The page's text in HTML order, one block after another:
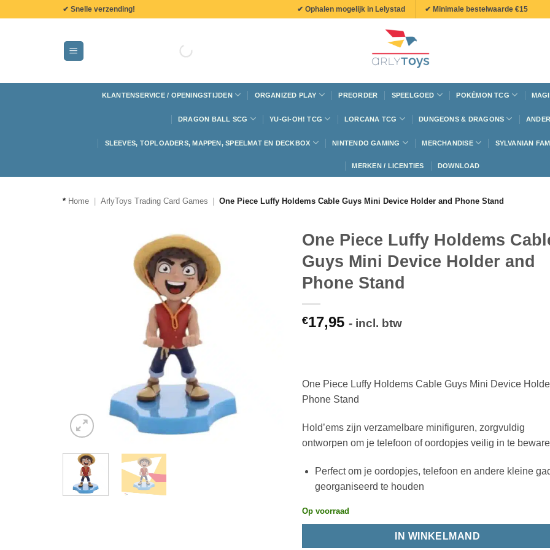
✔ Snelle verzending! ✔ Ophalen mogelijk in Lelystad ✔ Minimale bestelwaarde €15
KLANTENSERVICE / OPENINGSTIJDEN ORGANIZED PLAY PREORDER SPEELGOED POKÉMON TCG
DRAGON BALL SCG YU-GI-OH! TCG LORCANA TCG DUNGEONS & DRAGONS
SLEEVES, TOPLOADERS, MAPPEN, SPEELMAT EN DECKBOX NINTENDO GAMING MERCHANDISE SYLVANIAN
MERKEN / LICENTIES DOWNLOAD
* Home ArlyToys Trading Card Games One Piece Luffy Holdems Cable Guys Mini Device Holder and Phone Stand
One Piece Luffy Holdems
Guys Mini Device Holder and
Phone Stand
€17,95 - incl. btw
One Piece Luffy Holdems Cable Guys Mini Device
Phone Stand
Hold’ems zijn verzamelbare minifiguren, zorgvuldig
ontworpen om je telefoon of oordopjes veilig in te
Perfect om je oordopjes, telefoon en andere kleine
georganiseerd te houden
Op voorraad
IN WINKELMAND